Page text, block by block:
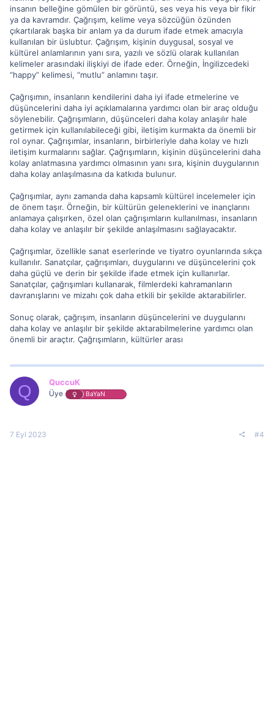
insanın belleğine gömülen bir görüntü, ses veya his veya bir fikir
ya da kavramdır. Çağrışım, kelime veya sözcüğün özünden
çıkartılarak başka bir anlam ya da durum ifade etmek amacıyla
kullanılan bir üslubtur. Çağrışım, kişinin duygusal, sosyal ve
kültürel anlamlarının yanı sıra, yazılı ve sözlü olarak kullanılan
kelimeler arasındaki ilişkiyi de ifade eder. Örneğin, İngilizcedeki
“happy” kelimesi, “mutlu” anlamını taşır.
Çağrışımın, insanların kendilerini daha iyi ifade etmelerine ve
düşüncelerini daha iyi açıklamalarına yardımcı olan bir araç olduğu
söylenebilir. Çağrışımların, düşünceleri daha kolay anlaşılır hale
getirmek için kullanılabileceği gibi, iletişim kurmakta da önemli bir
rol oynar. Çağrışımlar, insanların, birbirleriyle daha kolay ve hızlı
iletişim kurmalarını sağlar. Çağrışımların, kişinin düşüncelerini daha
kolay anlatmasına yardımcı olmasının yanı sıra, kişinin duygularının
daha kolay anlaşılmasına da katkıda bulunur.
Çağrışımlar, aynı zamanda daha kapsamlı kültürel incelemeler için
de önem taşır. Örneğin, bir kültürün geleneklerini ve inançlarını
anlamaya çalışırken, özel olan çağrışımların kullanılması, insanların
daha kolay ve anlaşılır bir şekilde anlaşılmasını sağlayacaktır.
Çağrışımlar, özellikle sanat eserlerinde ve tiyatro oyunlarında sıkça
kullanılır. Sanatçılar, çağrışımları, duygularını ve düşüncelerini çok
daha güçlü ve derin bir şekilde ifade etmek için kullanırlar.
Sanatçılar, çağrışımları kullanarak, filmlerdeki kahramanların
davranışlarını ve mizahı çok daha etkili bir şekilde aktarabilirler.
Sonuç olarak, çağrışım, insanların düşüncelerini ve duygularını
daha kolay ve anlaşılır bir şekilde aktarabilmelerine yardımcı olan
önemli bir araçtır. Çağrışımların, kültürler arası
Q QuccuK
Üye BaYaN
7 Eyl 2023 #4